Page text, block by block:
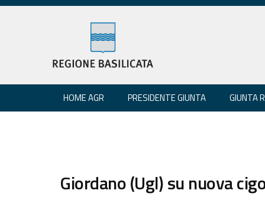
HOME AGR PRESIDENTE GIUNTA GIUNTA
Giordano (Ugl) su nuova